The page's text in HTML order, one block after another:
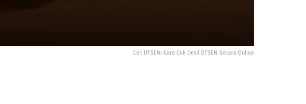
Cek DTSEN: Cara Cek Desil DTSEN Secara Online